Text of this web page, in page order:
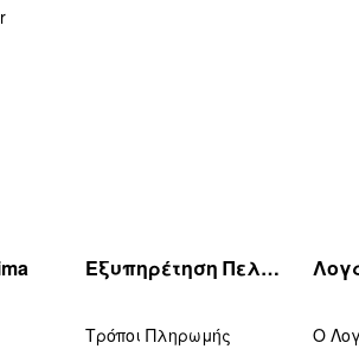
Εξυπηρέτηση Πελατών
Τρόποι Πληρωμής
Ο